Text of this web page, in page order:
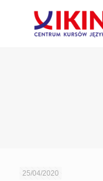
25/04/2020